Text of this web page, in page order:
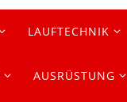
LAUFTECHNIK
AUSRÜSTUNG